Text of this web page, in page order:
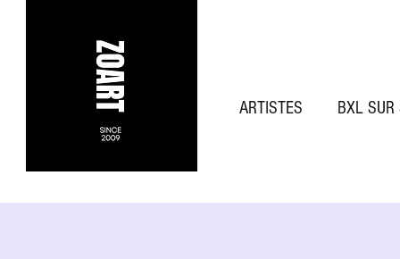
ARTISTES BXL SUR